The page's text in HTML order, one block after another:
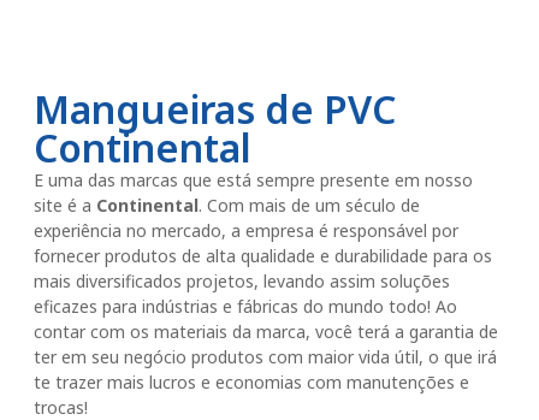
Mangueiras de PVC
Continental
E uma das marcas que está sempre presente em nosso
site é a Continental. Com mais de um século de
experiência no mercado, a empresa é responsável por
fornecer produtos de alta qualidade e durabilidade para os
mais diversificados projetos, levando assim soluções
eficazes para indústrias e fábricas do mundo todo! Ao
contar com os materiais da marca, você terá a garantia de
ter em seu negócio produtos com maior vida útil, o que irá
te trazer mais lucros e economias com manutenções e
trocas!